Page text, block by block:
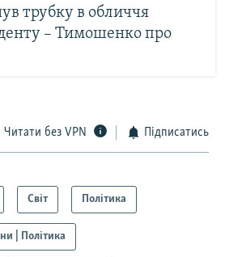
трубку в обличчя
– Тимошенко про
Читати без VPN Підписатись
Світ Політика
| Політика